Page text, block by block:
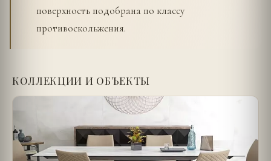
поверхность подобрана по классу
противоскольжения.
КОЛЛЕКЦИИ И ОБЪЕКТЫ